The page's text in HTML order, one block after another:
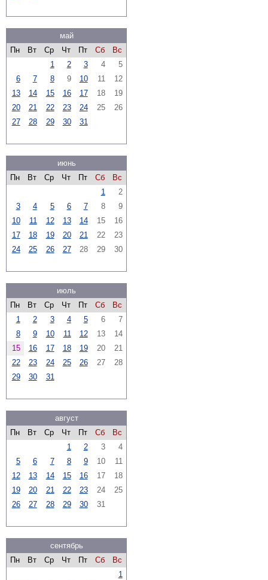
май
Пн
Вт Ср Чт Пт Сб
Вс
1
2 3 4
5
6
7 8 9 10 11
12
13
14 15 16 17 18
19
20
21 22 23 24 25
26
27
28 29 30 31
июнь
Пн
Вт Ср Чт Пт Сб
Вс
1
2
3
4 5 6 7 8
9
10
11 12 13 14 15
16
17
18 19 20 21 22
23
24
25 26 27 28 29 30
июль
Пн
Вт Ср Чт Пт Сб
Вс
1
2 3 4 5 6
7
8
9 10 11 12 13
14
15
16 17 18 19 20
21
22
23 24 25 26 27
28
29
30 31
август
Пн
Вт Ср Чт Пт Сб
Вс
1
2 3
4
5
6 7 8 9 10
11
12
13 14 15 16 17
18
19
20 21 22 23 24
25
26
27 28 29 30 31
сентябрь
Пн
Вт Ср Чт Пт Сб
Вс
1